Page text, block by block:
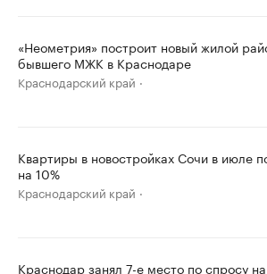
«Неометрия» построит новый жилой
бывшего МЖК в Краснодаре
Краснодарский край
Квартиры в новостройках Сочи в июле
на 10%
Краснодарский край
Краснодар занял 7-е место по спросу